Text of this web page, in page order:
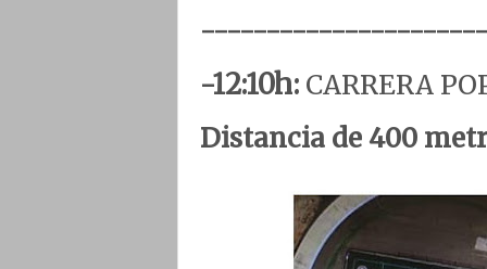
-12:10h: CARRERA
Distancia de 400